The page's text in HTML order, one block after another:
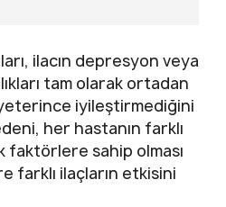
ilacın depresyon veya
tam olarak ortadan
yeterince iyileştirmediğini
her hastanın farklı
faktörlere sahip olması
farklı ilaçların etkisini